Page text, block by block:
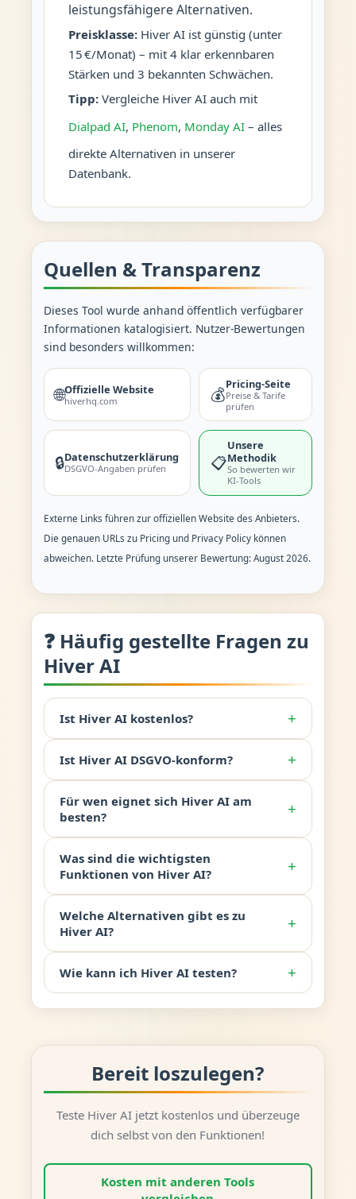
leistungsfähigere Alternativen.
Preisklasse:Hiver AI ist günstig (unter
15 €/Monat) – mit 4 klar erkennbaren
Stärken und 3 bekannten Schwächen.
Tipp:Vergleiche Hiver AI auch mit
Dialpad AI, Phenom, Monday AI– alles
direkte Alternativen in unserer
Datenbank.
Quellen & Transparenz
Dieses Tool wurde anhand öffentlich verfügbarer
Informationen katalogisiert. Nutzer-Bewertungen
sind besonders willkommen:
🌐Offizielle Website
hiverhq.com 💰
Pricing-Seite
Preise & Tarife
prüfen
🔒Datenschutzerklärung
DSGVO-Angaben prüfen 📋
Unsere
Methodik
So bewerten wir
KI-Tools
Externe Links führen zur offiziellen Website des Anbieters.
Die genauen URLs zu Pricing und Privacy Policy können
abweichen. Letzte Prüfung unserer Bewertung: August 2026.
❓ Häufig gestellte Fragen zu
Hiver AI
Ist Hiver AI kostenlos? +
Ist Hiver AI DSGVO-konform? +
Für wen eignet sich Hiver AI am
besten?
+
Was sind die wichtigsten
Funktionen von Hiver AI?
+
Welche Alternativen gibt es zu
Hiver AI?
+
Wie kann ich Hiver AI testen? +
Bereit loszulegen?
Teste Hiver AI jetzt kostenlos und überzeuge
dich selbst von den Funktionen!
Kosten mit anderen Tools